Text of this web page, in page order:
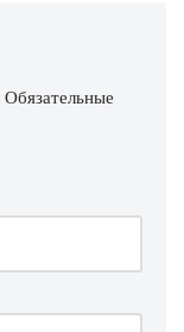
Обязательные